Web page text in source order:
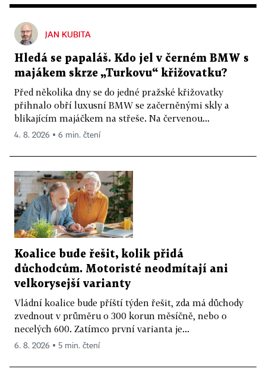
JAN KUBITA
Hledá se papaláš. Kdo jel v černém BMW s
majákem skrze „Turkovu“ křižovatku?
Před několika dny se do jedné pražské křižovatky
přihnalo obří luxusní BMW se začerněnými skly a
blikajícím majáčkem na střeše. Na červenou...
4. 8. 2026 ▪ 6 min. čtení
Koalice bude řešit, kolik přidá
důchodcům. Motoristé neodmítají ani
velkorysejší varianty
Vládní koalice bude příští týden řešit, zda má důchody
zvednout v průměru o 300 korun měsíčně, nebo o
necelých 600. Zatímco první varianta je...
6. 8. 2026 ▪ 5 min. čtení